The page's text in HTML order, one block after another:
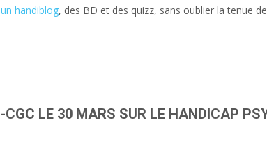
un handiblog, des BD et des quizz, sans oublier la tenue
CGC LE 30 MARS SUR LE HANDICAP